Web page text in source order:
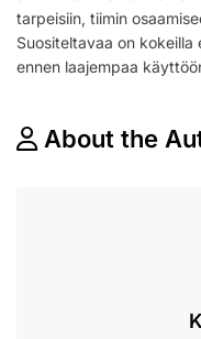
tarpeisiin, tiimin
Suositeltavaa on kokeilla
ennen laajempaa
About the